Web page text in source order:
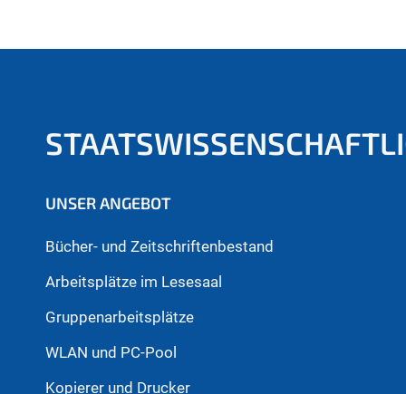
UNSER ANGEBOT
Bücher- und Zeitschriftenbestand
Arbeitsplätze im Lesesaal
Gruppenarbeitsplätze
WLAN und PC-Pool
Kopierer und Drucker